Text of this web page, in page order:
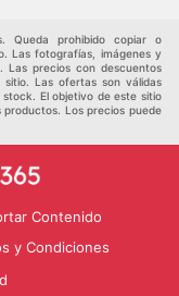
Queda prohibido copiar o
Las fotografías, imágenes y
Las precios con descuentos
Las ofertas son válidas
El objetivo de este sitio
Los precios puede
Contenido
y Condiciones